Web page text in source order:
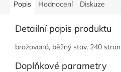
Popis Hodnocení Diskuze
Detailní popis produktu
brožovaná, běžný stav, 240 stran
Doplňkové parametry